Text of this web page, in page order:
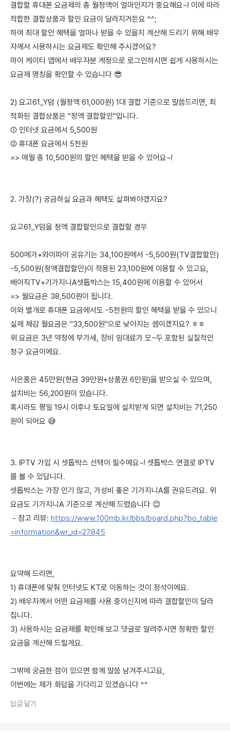
결합할 휴대폰 요금제의 총 월정액이 얼마인지가 중요해요~! 이에 따라
적합한 결합상품과 할인 요금이 달라지거든요 ^^;
하여 최대 할인 혜택을 얼마나 받을 수 있을지 계산해 드리기 위해 배우
자께서 사용하시는 요금제도 확인해 주시겠어요?
마이 케이티 앱에서 배우자분 계정으로 로그인하시면 쉽게 사용하시는
요금제 명칭을 확인할 수 있습니다 😎
2) 요고61_Y덤 (월정액 61,000원) 1대 결합 기준으로 말씀드리면, 최
적화된 결합상품은 "정액 결합할인"입니다.
① 인터넷 요금에서 5,500원
② 휴대폰 요금에서 5천원
=> 매월 총 10,500원의 할인 혜택을 받을 수 있어요~!
2. 가장(?) 궁금하실 요금과 혜택도 살펴봐야겠지요?
요고61_Y덤을 정액 결합할인으로 결합할 경우
500메가+와이파이 공유기는 34,100원에서 -5,500원(TV결합할인)
-5,500원(정액결합할인)이 적용된 23,100원에 이용할 수 있고요,
베이직TV+기가지니A셋톱박스는 15,400원에 이용할 수 있어서
=> 월요금은 38,500원이 됩니다.
이와 별개로 휴대폰 요금에서도 -5천원의 할인 혜택을 받을 수 있으니
실제 체감 월요금은 "33,500원"으로 낮아지는 셈이겠지요? ㅎㅎ
위 요금은 3년 약정에 부가세, 장비 임대료가 모~두 포함된 실질적인
청구 요금이에요.
사은품은 45만원(현금 39만원+상품권 6만원)을 받으실 수 있으며,
설치비는 56,200원이 있습니다.
혹시라도 평일 19시 이후나 토요일에 설치받게 되면 설치비는 71,250
원이 되어요 😅
3. IPTV 가입 시 셋톱박스 선택이 필수예요~! 셋톱박스 연결로 IPTV
를 볼 수 있답니다.
셋톱박스는 가장 인기 많고, 가성비 좋은 기가지니A를 권유드려요. 위
요금도 기가지니A 기준으로 계산해 드렸습니다 😊
- 참고 리뷰: https://www.100mb.kr/bbs/board.php?bo_table
=information&wr_id=27845
요약해 드리면,
1) 휴대폰에 맞춰 인터넷도 KT로 이동하는 것이 정석이에요.
2) 배우자께서 어떤 요금제를 사용 중이신지에 따라 결합할인이 달라
집니다.
3) 사용하시는 요금제를 확인해 보고 댓글로 알려주시면 정확한 할인
요금을 계산해 드릴게요.
그밖에 궁금한 점이 있으면 함께 말씀 남겨주시고요,
이번에는 제가 화답을 기다리고 있겠습니다 ^^
답글 달기